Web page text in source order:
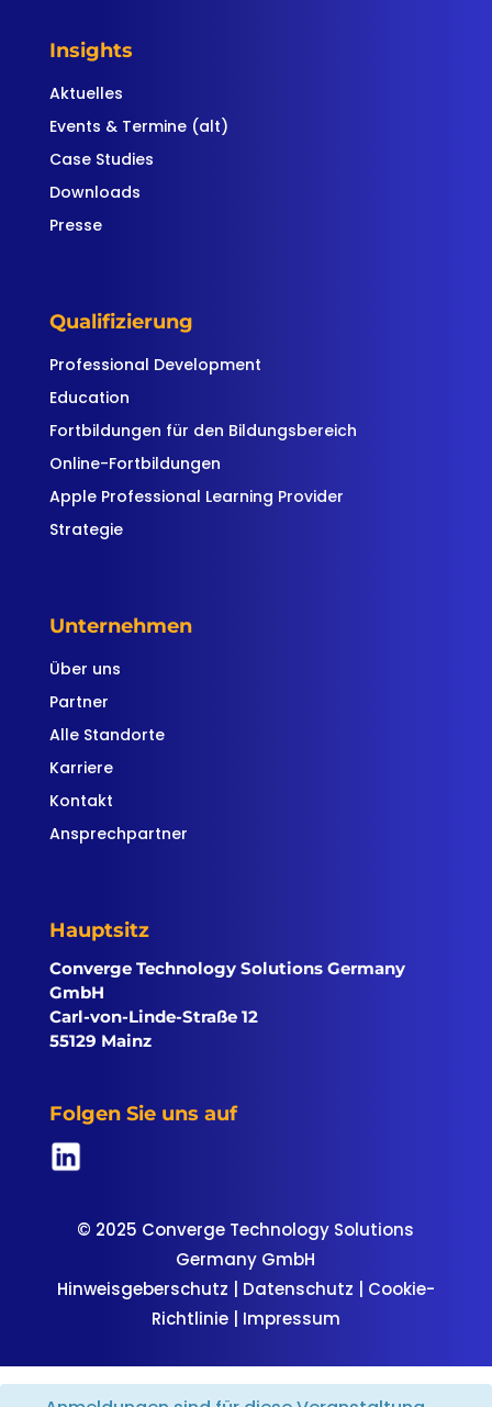
Insights
Aktuelles
Events & Termine (alt)
Case Studies
Downloads
Presse
Qualifizierung
Professional Development
Education
Fortbildungen für den Bildungsbereich
Online-Fortbildungen
Apple Professional Learning Provider
Strategie
Unternehmen
Über uns
Partner
Alle Standorte
Karriere
Kontakt
Ansprechpartner
Hauptsitz
Converge Technology Solutions Germany
GmbH
Carl-von-Linde-Straße 12
55129 Mainz
Folgen Sie uns auf
© 2025 Converge Technology Solutions
Germany GmbH
Hinweisgeberschutz
Datenschutz
Cookie-
Richtlinie| Impressum